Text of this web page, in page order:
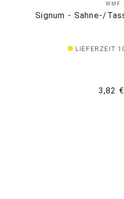
WMF
Signum - Sahne-/
LIEFERZEIT
3,82